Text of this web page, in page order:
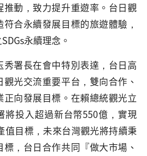
推動，致力提升重遊率。台日觀
合永續發展目標的旅遊體驗，
永續理念。
秀署長在會中特別表達，台日高
光交流重要平台，雙向合作、
正向發展目標。在賴總統觀光立
將投入超過新台幣550億，實現
值目標，未來台灣觀光將持續秉
，台日合作共同『做大市場、